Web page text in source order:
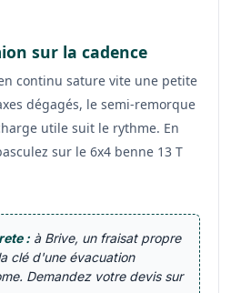
sur la cadence
continu sature vite une petite
dégagés, le semi-remorque
utile suit le rythme. En
sur le 6x4 benne 13 T
:à Brive, un fraisat propre
clé d'une évacuation
Demandez votre devis sur